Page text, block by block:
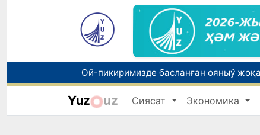
Yuz uz Сиясат Экономика